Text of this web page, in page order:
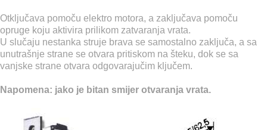
Otključava pomoču elektro motora, a zaključava pomoču
opruge koju aktivira prilikom zatvaranja vrata.
U slučaju nestanka struje brava se samostalno zaključa, a sa
unutrašnje strane se otvara pritiskom na šteku, dok se sa
vanjske strane otvara odgovarajučim ključem.
Napomena: jako je bitan smijer otvaranja vrata.